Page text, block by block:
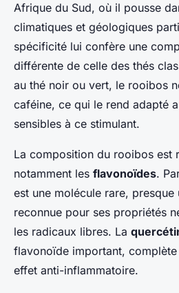
Afrique du Sud, où il pousse
climatiques et géologiques
spécificité lui confère une
différente de celle des thés
au thé noir ou vert, le rooibos
caféine, ce qui le rend adapté
sensibles à ce stimulant.
La composition du rooibos est
notamment les flavonoïdes.
est une molécule rare, presque
reconnue pour ses propriétés
les radicaux libres. La
flavonoïde important,
effet anti-inflammatoire.